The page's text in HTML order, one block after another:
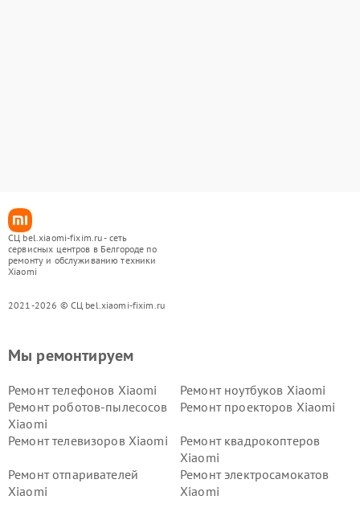
СЦ bel.xiaomi-fixim.ru - сеть
сервисных центров в Белгороде по
ремонту и обслуживанию техники
Xiaomi
2021-2026 © СЦ bel.xiaomi-fixim.ru
Мы ремонтируем
Ремонт телефонов Xiaomi
Ремонт ноутбуков Xiaomi
Ремонт роботов-пылесосов
Xiaomi
Ремонт проекторов Xiaomi
Ремонт телевизоров Xiaomi
Ремонт квадрокоптеров
Xiaomi
Ремонт отпаривателей
Xiaomi
Ремонт электросамокатов
Xiaomi